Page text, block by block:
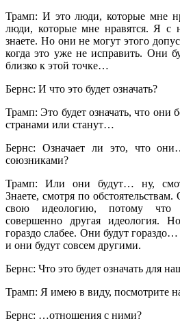
Трамп: И это люди, которые мне
люди, которые мне нравятся. Я
знаете. Но они не могут этого
когда это уже не исправить. Они
близко к этой точке…
Бернс: И что это будет означать?
Трамп: Это будет означать, что они
странами или станут…
Бернс: Означает ли это, что
союзниками?
Трамп: Или они будут… ну,
Знаете, смотря по
свою идеологию, потому
совершенно другая идеология.
гораздо слабее. Они будут гораздо…
и они будут совсем другими.
Бернс: Что это будет означать для
Трамп: Я имею в виду, посмотрите
Бернс: …отношения с ними?